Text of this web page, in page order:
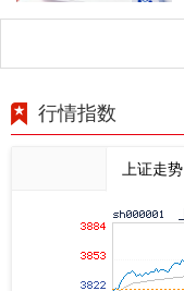
行情指数
上证走势